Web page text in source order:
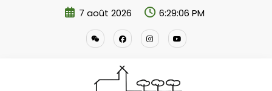
7 août 2026 6:29:07 PM